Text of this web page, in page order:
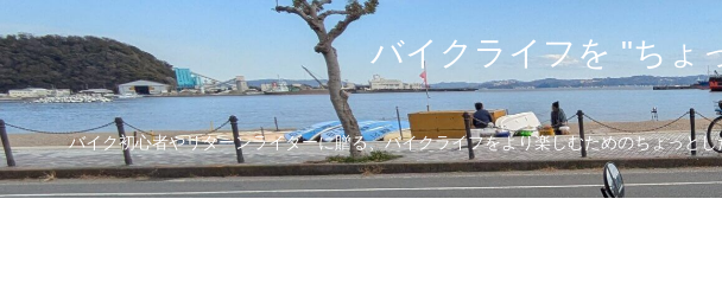
バイクライフを "ちょ
バイク初心者やリターンライダーに贈る、バイクライフをより楽しむためのちょっと